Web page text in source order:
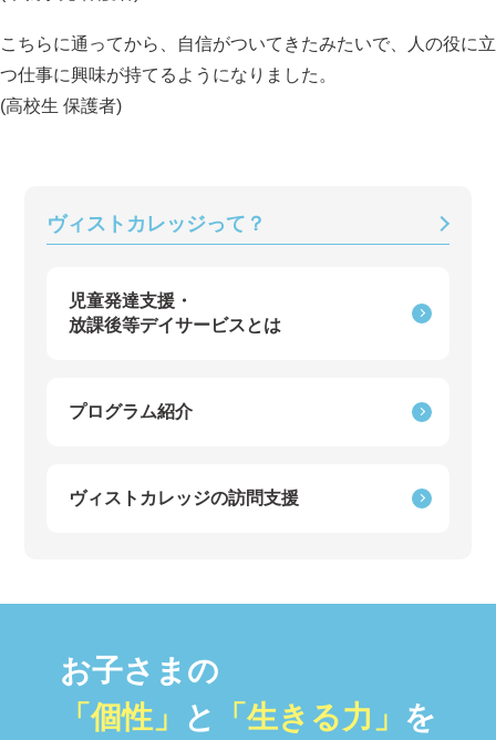
こちらに通ってから、自信がついてきたみたいで、人の役に立
つ仕事に興味が持てるようになりました。
(高校生 保護者)
ヴィストカレッジって？
児童発達支援・
放課後等デイサービスとは
プログラム紹介
ヴィストカレッジの訪問支援
お子さまの
「個性」
と 「生きる力」 を